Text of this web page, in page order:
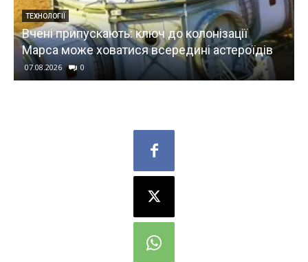
ЕКОНОМІКА
Найбільші банки РФ потерпають від ударів
Wildberries, – СЗР
07.08.2026 0